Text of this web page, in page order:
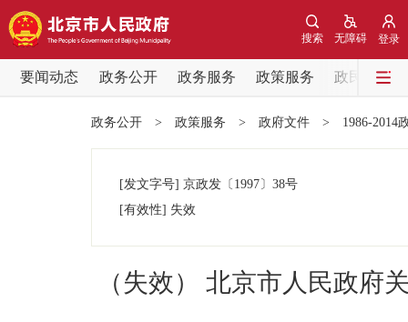
登录
无障碍
搜索
要闻动态 政务公开 政务服务 政策服务
政民互动
党中央精神
政务公开
政务公开 > 政策服务 > 政府文件 > 1986-2014
[发文字号] 京政发 〔1997〕 38号
[有效性] 失效
（失效） 北京市人民政府